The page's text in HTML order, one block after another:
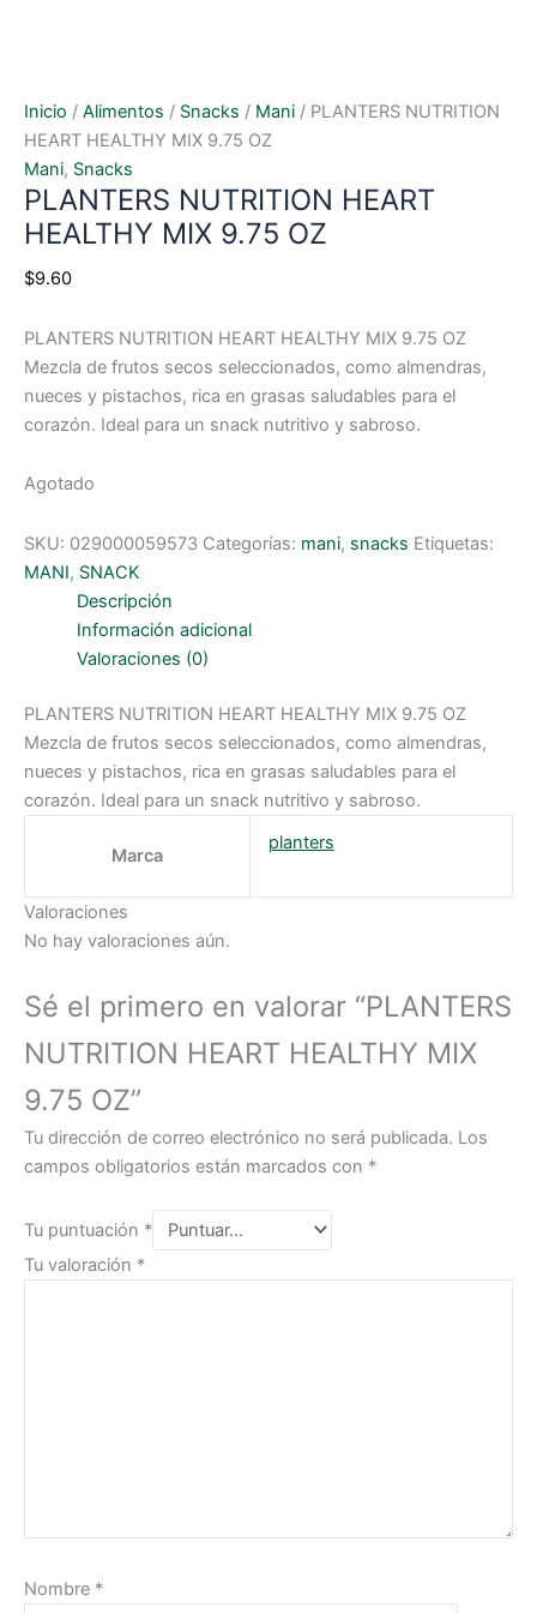
Inicio / Alimentos / Snacks / Mani / PLANTERS NUTRITION
HEART HEALTHY MIX 9.75 OZ
Mani, Snacks
PLANTERS NUTRITION HEART
HEALTHY MIX 9.75 OZ
$9.60
PLANTERS NUTRITION HEART HEALTHY MIX 9.75 OZ
Mezcla de frutos secos seleccionados, como almendras,
nueces y pistachos, rica en grasas saludables para el
corazón. Ideal para un snack nutritivo y sabroso.
Agotado
SKU: 029000059573 Categorías: mani, snacks Etiquetas:
MANI, SNACK
Descripción
Información adicional
Valoraciones (0)
PLANTERS NUTRITION HEART HEALTHY MIX 9.75 OZ
Mezcla de frutos secos seleccionados, como almendras,
nueces y pistachos, rica en grasas saludables para el
corazón. Ideal para un snack nutritivo y sabroso.
Marca
planters
Valoraciones
No hay valoraciones aún.
Sé el primero en valorar “PLANTERS
NUTRITION HEART HEALTHY MIX
9.75 OZ”
Tu dirección de correo electrónico no será publicada. Los
campos obligatorios están marcados con *
Tu puntuación *
Tu valoración *
Nombre *